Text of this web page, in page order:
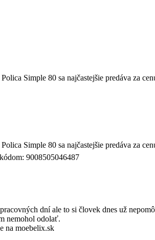
Simple 80 sa najčastejšie predáva za
Simple 80 sa najčastejšie predáva za
9008505046487
dní ale to si človek dnes už
nemohol odolať.
na moebelix.sk